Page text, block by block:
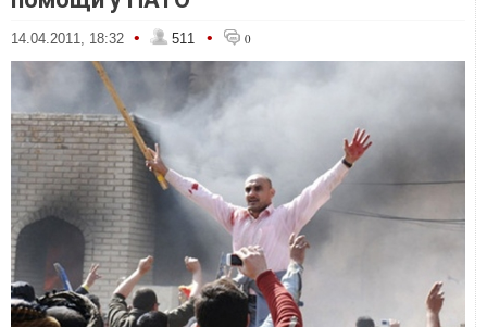
14.04.2011, 18:32 • 511 • 0